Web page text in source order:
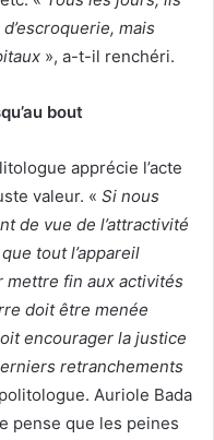
mais
», a-t-il renchéri.
bout
apprécie l’acte
valeur. « Si nous
de vue de l’attractivité
tout l’appareil
fin aux activités
doit être menée
encourager la justice
retranchements
Auriole Bada
pense que les peines